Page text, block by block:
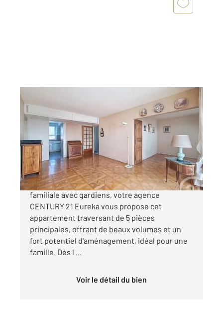
83,10 m , 5 pièces
Ref : 9856
Appartement F5 à vendre
330 000 €
Au sein d'une résidence verdoyante et
familiale avec gardiens, votre agence
CENTURY 21 Eureka vous propose cet
appartement traversant de 5 pièces
principales, offrant de beaux volumes et un
fort potentiel d'aménagement, idéal pour une
famille. Dès l ...
Voir le détail du bien